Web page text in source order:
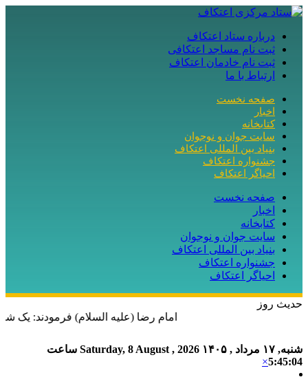
درباره ستاد اعتکاف
ثبت نام مساجد اعتکافی
ثبت نام خادمان اعتکاف
ارتباط با ما
صفحه نخست
اخبار
کتابخانه
سایت جوان و نوجوان
بنیاد بین المللی اعتکاف
جشنواره اعتکاف
احیاگر اعتکاف
صفحه نخست
اخبار
کتابخانه
سایت جوان و نوجوان
بنیاد بین المللی اعتکاف
جشنواره اعتکاف
احیاگر اعتکاف
حدیث روز
امام رضا (علیه السلام) فرمودند: یک
شنبه, ۱۷ مرداد , ۱۴۰۵ Saturday, 8 August , 2026 ساعت
5:45:05
×